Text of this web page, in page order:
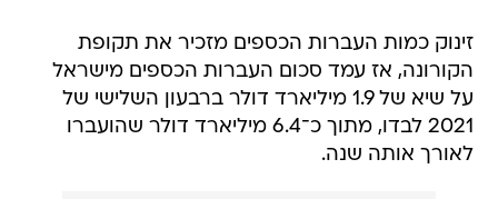
זינוק כמות העברות הכספים מזכיר את תקופת
הקורונה, אז עמד סכום העברות הכספים מישראל
על שיא של 1.9 מיליארד דולר ברבעון השלישי של
2021 לבדו, מתוך כ־6.4 מיליארד דולר שהועברו
לאורך אותה שנה.